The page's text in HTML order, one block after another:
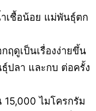
เชื้อน้อย แม่พันธุ์ตก
ฤดูเป็นเรื่องง่ายขึ้น
ปลา และกบ ต่อครั้ง
ไมโครกรัม